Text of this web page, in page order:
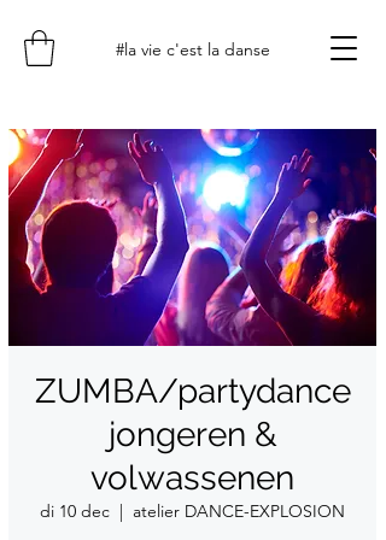
#la vie c'est la danse
ZUMBA/partydance
jongeren &
volwassenen
di 10 dec
  |
atelier DANCE-EXPLOSION